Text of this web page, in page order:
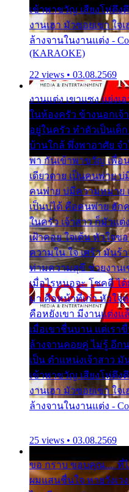
เข้าพาขวัญ เสียงโห่ตึง
งานเฮา มัวซอยเขา ใ
ล้างจานในงานแต่ง -
(KARAOKE)
22 views • 03.08.2569
งานแต่ง เขาแซง แย่ง
ในห้องครัว ข้างนอกเจ้
อยู่ในครัว ทำตัวเป็นเด็
บ้านใกล้ พึ่งพาอาศัย จำ
พา กันเข้าพาขวัญ เพื่อ
เดียวดาย เป็นคนพ่าย บ่
คนพ่าย บ่มีความหมาย เ
เป็นบ่ได้ คือคนพ่าย ฮัก
ในครัว เจ้าสาว ก็มัวแต่
เฝ้าคอย ใจเต้น หัวใจข
ความใน ใจ เศร้า มันร้
ท่ามความสุขี ช่วยงานเ
เมื่อไรหนอจะ โชคดี ไ
มา คือหน้าที่เก่า หัวใจ
คือหยังเขา มีงานแต่งแ
เมื่อเขาชื่นบาน แต่เรา
ล้างจานคอยคู่ ไม่รู้ อีก
เป็น ตำแหน่งเจ้าสาว
เข้าพาขวัญ เสียงโห่ตึง
งานเฮา มัวซอยเขา ใ
ล้างจานในงานแต่ง -
25 views • 03.08.2569
ขอ กราบ ขอบคุณ.... ที่
ผมแสนชื่นใจ หายวังเว